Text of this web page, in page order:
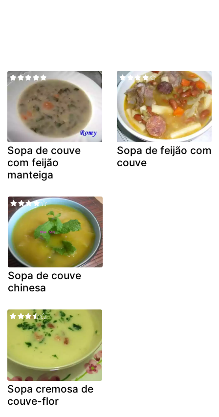
Sopa de couve
com feijão
manteiga
Sopa de feijão com
couve
Sopa de couve
chinesa
Sopa cremosa de
couve-flor